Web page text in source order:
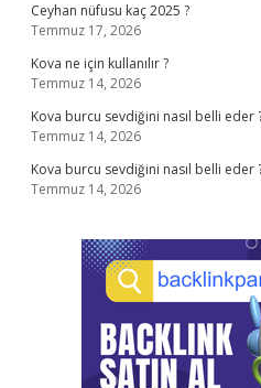
Ceyhan nüfusu kaç 2025 ?
Temmuz 17, 2026
Kova ne için kullanılır ?
Temmuz 14, 2026
Kova burcu sevdiğini nasıl belli eder
Temmuz 14, 2026
Kova burcu sevdiğini nasıl belli eder
Temmuz 14, 2026